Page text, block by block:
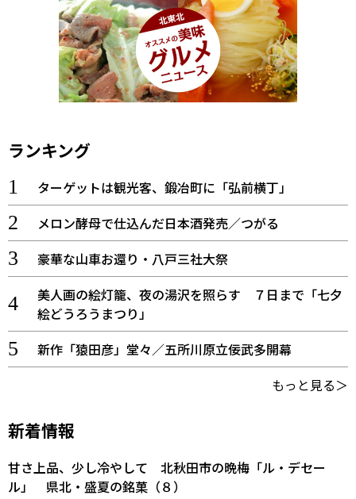
ランキング
ターゲットは観光客、鍛冶町に「弘前横丁」
メロン酵母で仕込んだ日本酒発売／つがる
豪華な山車お還り・八戸三社大祭
美人画の絵灯籠、夜の湯沢を照らす ７日まで「七夕
絵どうろうまつり」
新作「猿田彦」堂々／五所川原立佞武多開幕
もっと見る＞
新着情報
甘さ上品、少し冷やして 北秋田市の晩梅「ル・デセー
ル」 県北・盛夏の銘菓（８）